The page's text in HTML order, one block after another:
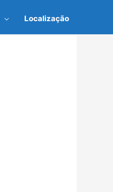
Localização